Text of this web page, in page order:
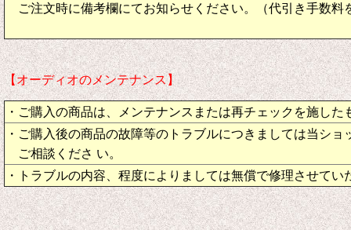
ご注文時に備考欄にてお知らせください。（代引き手数料
【オーディオのメンテナンス】
・ご購入の商品は、メンテナンスまたは再チェックを施し
・ご購入後の商品の故障等のトラブルにつきましては当ショ
ご相談くださ い。
・トラブルの内容、程度によりましては無償で修理させてい